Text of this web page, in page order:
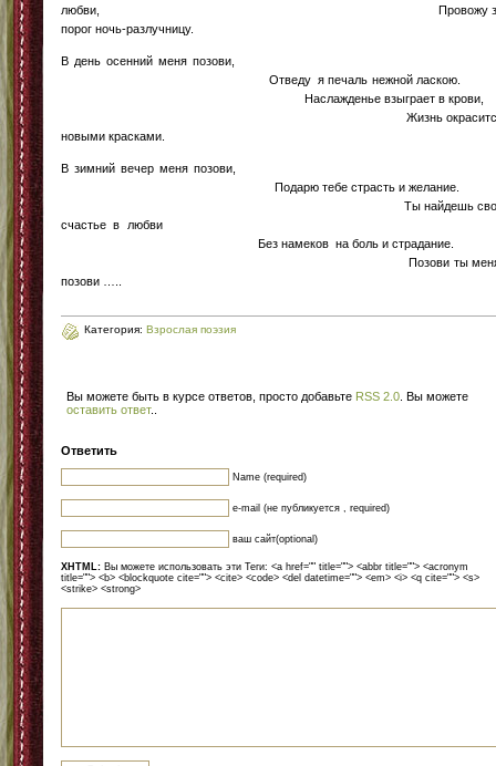
любви, Провожу
порог ночь-разлучницу.
В день осенний меня
Отведу я печаль нежной
Наслажденье взыграет в
Жизнь
новыми красками.
В зимний вечер меня
Подарю тебе страсть и
Ты найдешь
счастье в
Без намеков на боль и
Позови ты
позови …..
Категория: Взрослая поэзия
Вы можете быть в курсе ответов, просто добавьте RSS 2.0 . Вы можете
оставить ответ.
Ответить
Name (required)
e-mail (не публикуется , required)
ваш сайт(optional)
XHTML: Вы можете использовать эти Теги: <a href="" title=""> <abbr title=""> <acronym
title=""> <b> <blockquote cite=""> <cite> <code> <del datetime=""> <em> <i> <q cite=""> <s>
<strike> <strong>